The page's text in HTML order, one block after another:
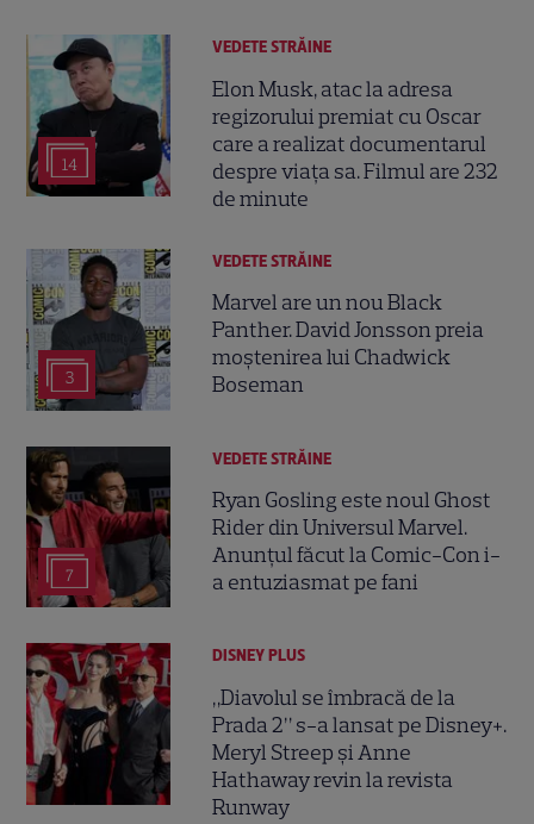
14
VEDETE STRĂINE
Elon Musk, atac la adresa
regizorului premiat cu Oscar
care a realizat documentarul
despre viața sa. Filmul are 232
de minute
3
VEDETE STRĂINE
Marvel are un nou Black
Panther. David Jonsson preia
moștenirea lui Chadwick
Boseman
7
VEDETE STRĂINE
Ryan Gosling este noul Ghost
Rider din Universul Marvel.
Anunțul făcut la Comic-Con i-
a entuziasmat pe fani
DISNEY PLUS
„Diavolul se îmbracă de la
Prada 2” s-a lansat pe Disney+.
Meryl Streep și Anne
Hathaway revin la revista
Runway